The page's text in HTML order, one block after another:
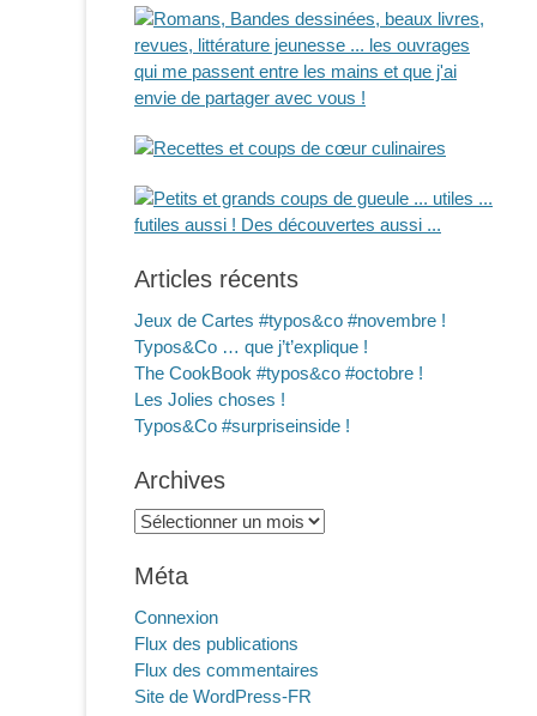
Articles récents
Jeux de Cartes #typos&co #novembre !
Typos&Co … que j’t’explique !
The CookBook #typos&co #octobre !
Les Jolies choses !
Typos&Co #surpriseinside !
Archives
Archives
Méta
Connexion
Flux des publications
Flux des commentaires
Site de WordPress-FR